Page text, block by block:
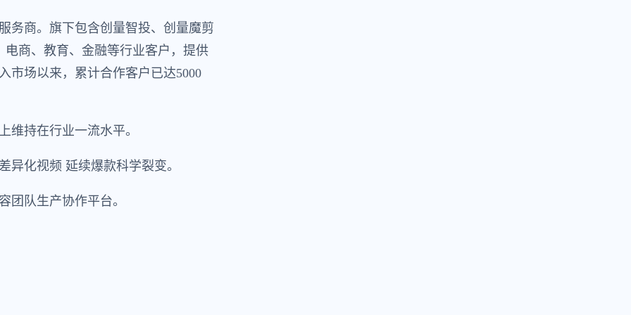
务商。旗下包含创量智投、创量魔剪
商、教育、金融等行业客户，提供
市场以来，累计合作客户已达5000
维持在行业一流水平。
异化视频 延续爆款科学裂变。
团队生产协作平台。